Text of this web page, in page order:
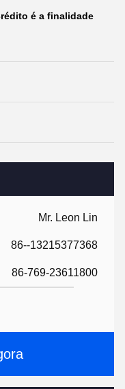
é a finalidade